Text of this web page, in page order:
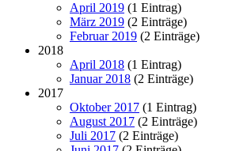
April 2019 (1 Eintrag)
März 2019 (2 Einträge)
Februar 2019 (2 Einträge)
2018
April 2018 (1 Eintrag)
Januar 2018 (2 Einträge)
2017
Oktober 2017 (1 Eintrag)
August 2017 (2 Einträge)
Juli 2017 (2 Einträge)